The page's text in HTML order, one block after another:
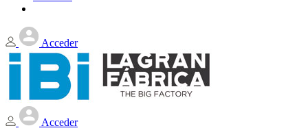
Acceder
Acceder